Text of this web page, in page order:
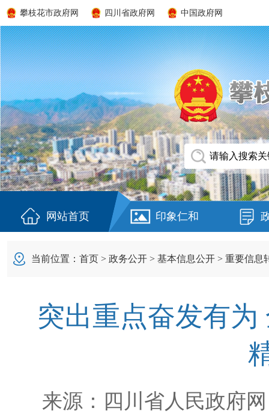
攀枝花市政府网 四川省政府网 中国政府网
网站首页 印象仁和
当前位置： 首页 > 政务公开 > 基本信息公开 > 重要信息
突出重点奋发有
来源： 四川省人民政府网